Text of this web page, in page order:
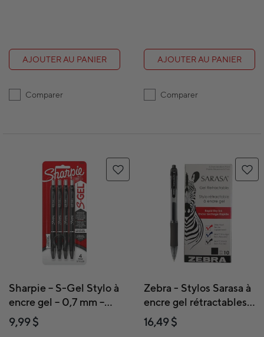
AJOUTER AU PANIER
Comparer
AJOUTER AU PANIER
Comparer
Sharpie – S-Gel Stylo à
encre gel – 0,7 mm –
noir – paquet de 4
9,99 $
Zebra - Stylos Sarasa à
encre gel rétractables –
0,7 mm – noirs –
paquet de 10
16,49 $